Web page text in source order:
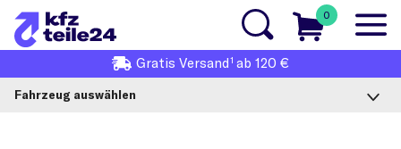
0
Gratis Versand1 ab 120 €
Fahrzeug auswählen